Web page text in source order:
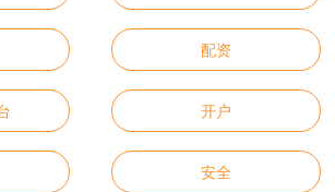
配资
开户
安全